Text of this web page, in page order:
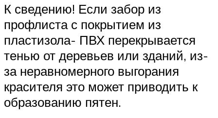
К сведению! Если забор из
профлиста с покрытием из
пластизола- ПВХ перекрывается
тенью от деревьев или зданий, из-
за неравномерного выгорания
красителя это может приводить к
образованию пятен.